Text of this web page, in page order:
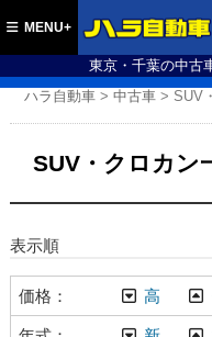
東京・千葉の中古
MENU+
ハラ自動車 >中古車 > SUV
SUV・クロカン
表示順
価格 高